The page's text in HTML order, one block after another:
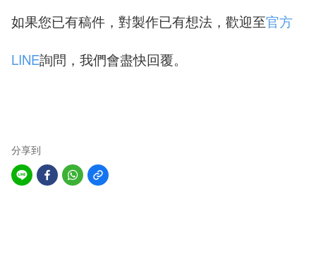
如果您已有稿件，對製作已有想法，歡迎至官方
LINE詢問，我們會盡快回覆。
分享到